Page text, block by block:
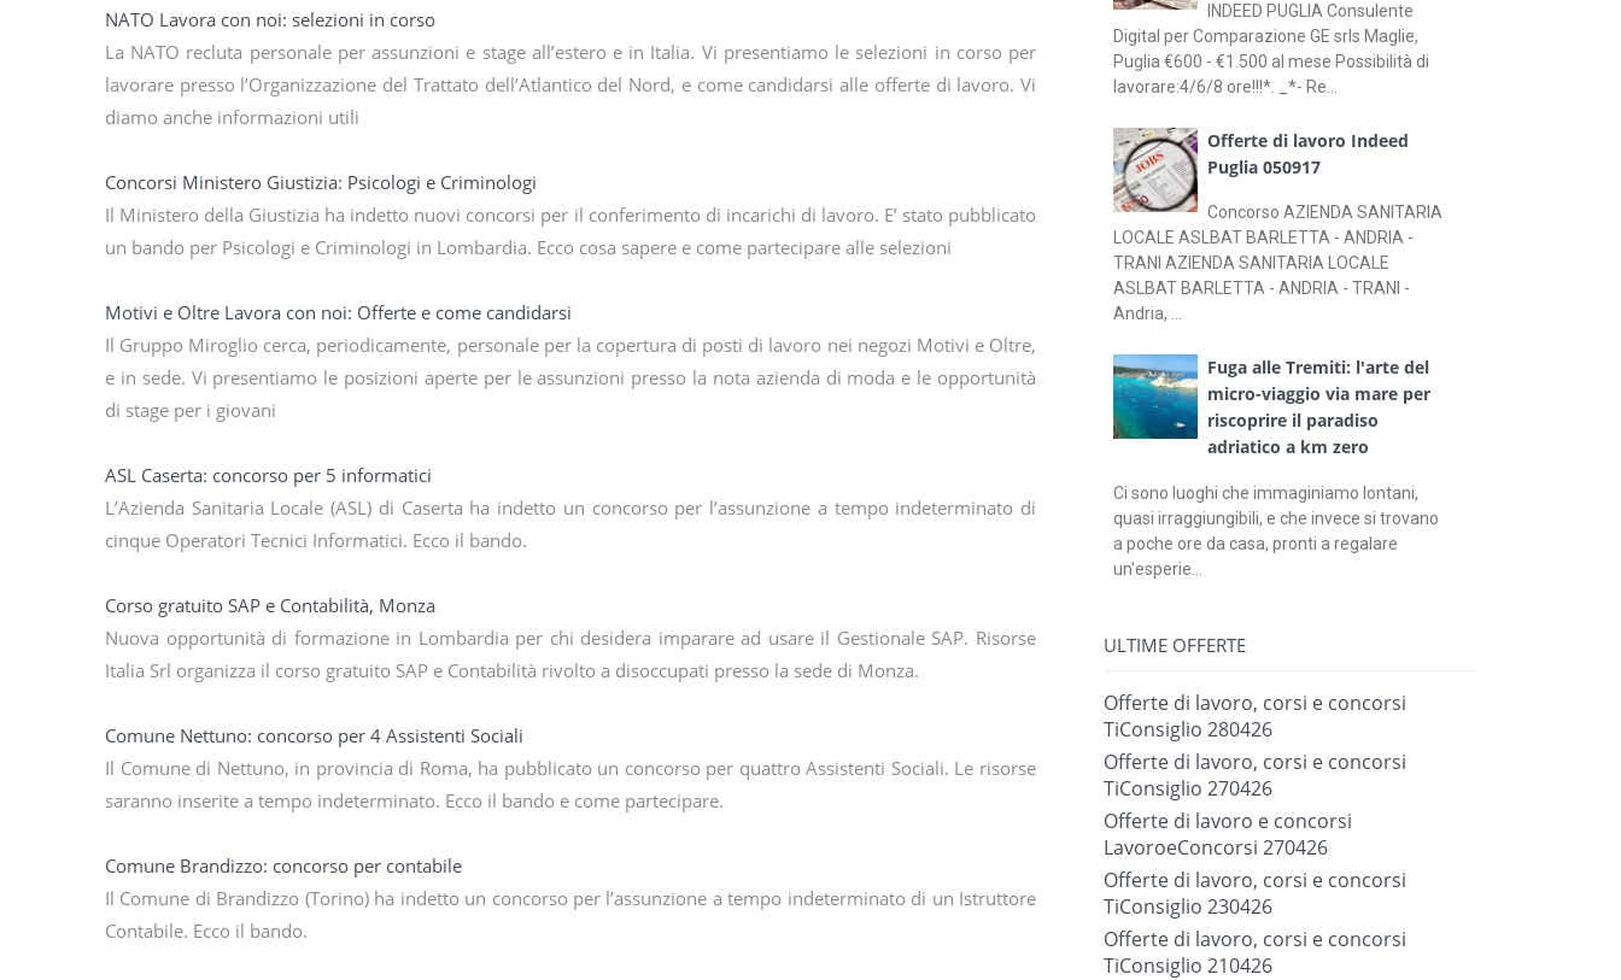
NATO Lavora con noi: selezioni in corso
La NATO recluta personale per assunzioni e stage all’estero e in Italia. Vi presentiamo le selezioni in corso per
lavorare presso l’Organizzazione del Trattato dell’Atlantico del Nord, e come candidarsi alle offerte di lavoro. Vi
diamo anche informazioni utili
Concorsi Ministero Giustizia: Psicologi e Criminologi
Il Ministero della Giustizia ha indetto nuovi concorsi per il conferimento di incarichi di lavoro. E’ stato pubblicato
un bando per Psicologi e Criminologi in Lombardia. Ecco cosa sapere e come partecipare alle selezioni
Motivi e Oltre Lavora con noi: Offerte e come candidarsi
Il Gruppo Miroglio cerca, periodicamente, personale per la copertura di posti di lavoro nei negozi Motivi e Oltre,
e in sede. Vi presentiamo le posizioni aperte per le assunzioni presso la nota azienda di moda e le opportunità
di stage per i giovani
ASL Caserta: concorso per 5 informatici
L’Azienda Sanitaria Locale (ASL) di Caserta ha indetto un concorso per l’assunzione a tempo indeterminato di
cinque Operatori Tecnici Informatici. Ecco il bando.
Corso gratuito SAP e Contabilità, Monza
Nuova opportunità di formazione in Lombardia per chi desidera imparare ad usare il Gestionale SAP. Risorse
Italia Srl organizza il corso gratuito SAP e Contabilità rivolto a disoccupati presso la sede di Monza.
Comune Nettuno: concorso per 4 Assistenti Sociali
Il Comune di Nettuno, in provincia di Roma, ha pubblicato un concorso per quattro Assistenti Sociali. Le risorse
saranno inserite a tempo indeterminato. Ecco il bando e come partecipare.
Comune Brandizzo: concorso per contabile
Il Comune di Brandizzo (Torino) ha indetto un concorso per l’assunzione a tempo indeterminato di un Istruttore
Contabile. Ecco il bando.
INDEED PUGLIA Consulente
Digital per Comparazione GE srls Maglie,
Puglia €600 - €1.500 al mese Possibilità di
lavorare:4/6/8 ore!!!*. _*- Re...
Offerte di lavoro Indeed
Puglia 050917
Concorso AZIENDA SANITARIA
LOCALE ASLBAT BARLETTA - ANDRIA -
TRANI AZIENDA SANITARIA LOCALE
ASLBAT BARLETTA - ANDRIA - TRANI -
Andria, ...
Fuga alle Tremiti: l'arte del
micro-viaggio via mare per
riscoprire il paradiso
adriatico a km zero
Ci sono luoghi che immaginiamo lontani,
quasi irraggiungibili, e che invece si trovano
a poche ore da casa, pronti a regalare
un'esperie...
ULTIME OFFERTE
Offerte di lavoro, corsi e concorsi
TiConsiglio 280426
Offerte di lavoro, corsi e concorsi
TiConsiglio 270426
Offerte di lavoro e concorsi
LavoroeConcorsi 270426
Offerte di lavoro, corsi e concorsi
TiConsiglio 230426
Offerte di lavoro, corsi e concorsi
TiConsiglio 210426